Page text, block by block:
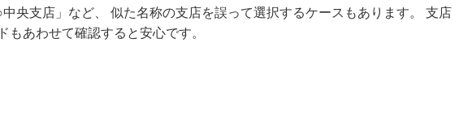
央支店」など、 似た名称の支店を誤って選択するケースもあります。 支店
もあわせて確認すると安心です。